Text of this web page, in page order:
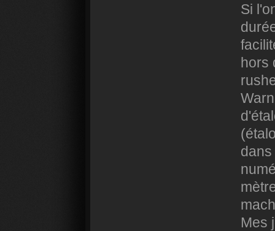
Si
hors
Mes